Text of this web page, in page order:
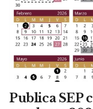
Publica SEP